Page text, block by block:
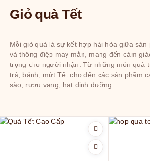
Giỏ quà Tết
Mỗi giỏ quà là sự kết hợp hài hòa giữa sản
và thông điệp may mắn, mang đến cảm
trọng cho người nhận. Từ những món quà
trà, bánh, mứt Tết cho đến các sản phẩm
sào, rượu vang, hạt dinh dưỡng…